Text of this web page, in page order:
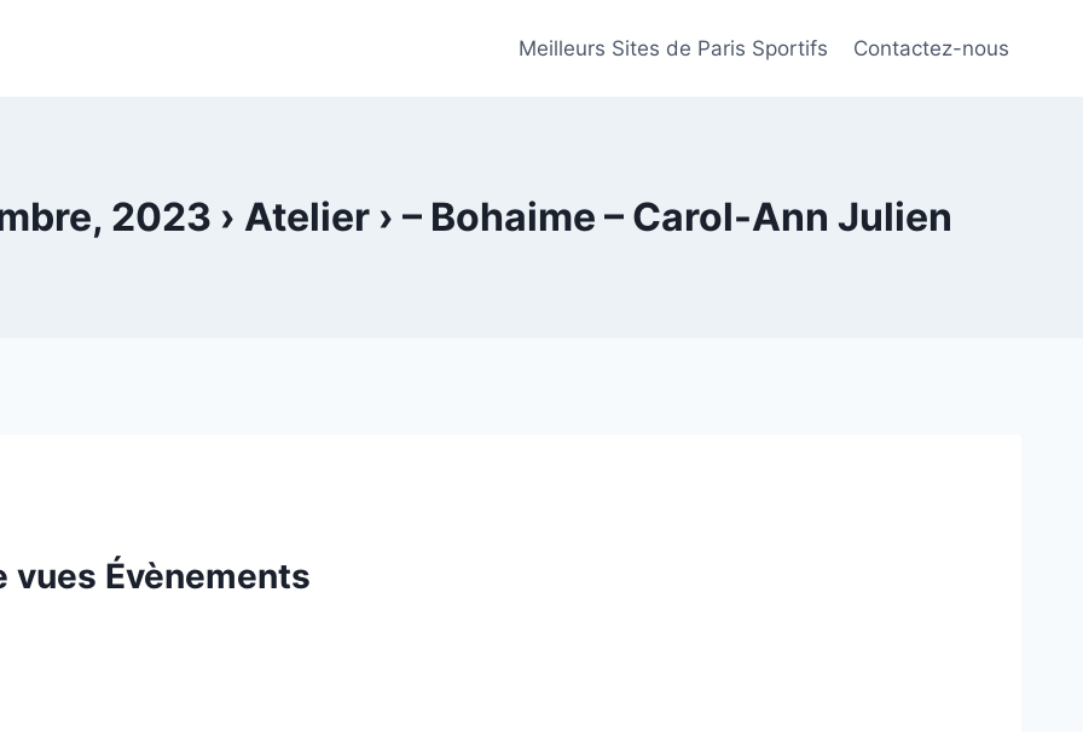
Meilleurs Sites de Paris Sportifs Contactez-nous
2023 › Atelier › – Bohaime – Carol-Ann Julien
vues Évènements